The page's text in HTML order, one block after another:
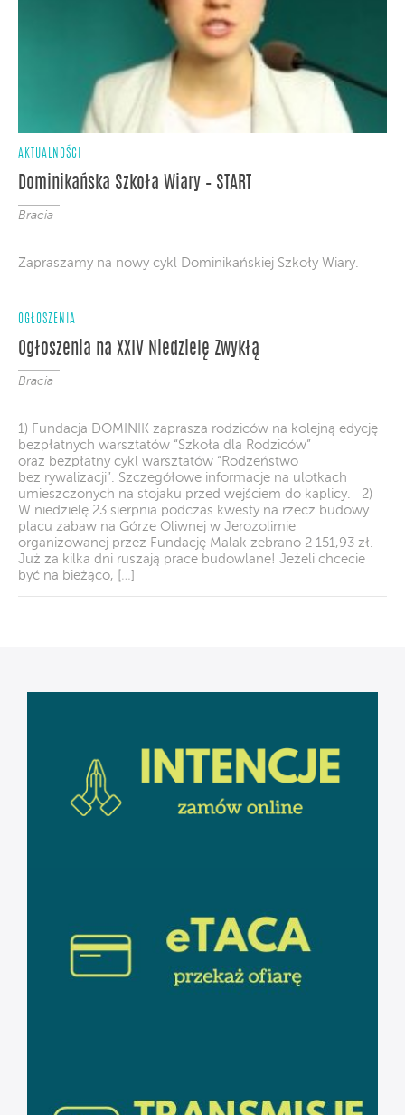
AKTUALNOŚCI
Dominikańska Szkoła Wiary – START
Bracia
Zapraszamy na nowy cykl Dominikańskiej Szkoły Wiary.
OGŁOSZENIA
Ogłoszenia na XXIV Niedzielę Zwykłą
Bracia
1) Fundacja DOMINIK zaprasza rodziców na kolejną edycję
bezpłatnych warsztatów “Szkoła dla Rodziców”
oraz bezpłatny cykl warsztatów “Rodzeństwo
bez rywalizacji”. Szczegółowe informacje na ulotkach
umieszczonych na stojaku przed wejściem do kaplicy. 2)
W niedzielę 23 sierpnia podczas kwesty na rzecz budowy
placu zabaw na Górze Oliwnej w Jerozolimie
organizowanej przez Fundację Malak zebrano 2 151,93 zł.
Już za kilka dni ruszają prace budowlane! Jeżeli chcecie
być na bieżąco, […]